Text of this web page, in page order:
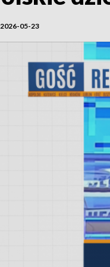
2026-05-23